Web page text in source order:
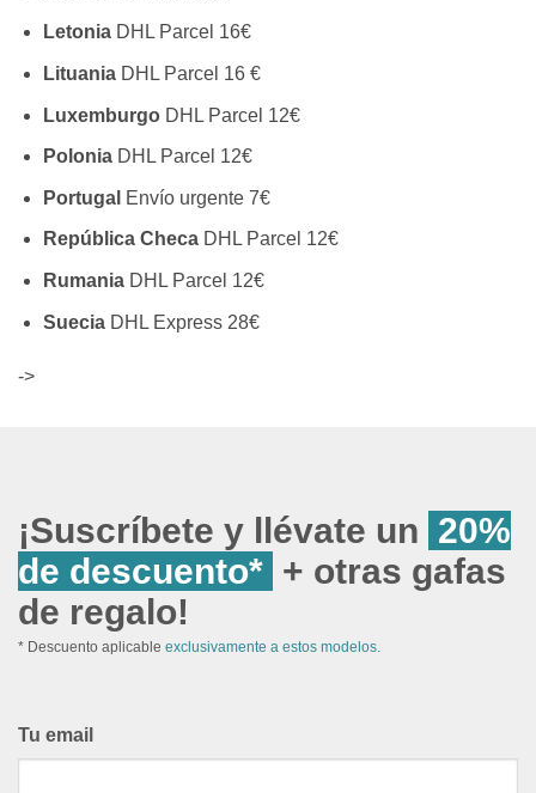
LetoniaDHL Parcel 16€
LituaniaDHL Parcel 16 €
LuxemburgoDHL Parcel 12€
PoloniaDHL Parcel 12€
Portugal Envío urgente 7€
República ChecaDHL Parcel 12€
RumaniaDHL Parcel 12€
SueciaDHL Express 28€
->
¡Suscríbete y llévate un 20%
de descuento* + otras gafas
de regalo!
* Descuento aplicable exclusivamente a estos modelos.
Tu email